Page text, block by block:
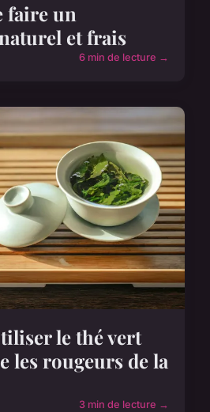
faire un
et frais
6 min de lecture →
le thé vert
les rougeurs de la
3 min de lecture →